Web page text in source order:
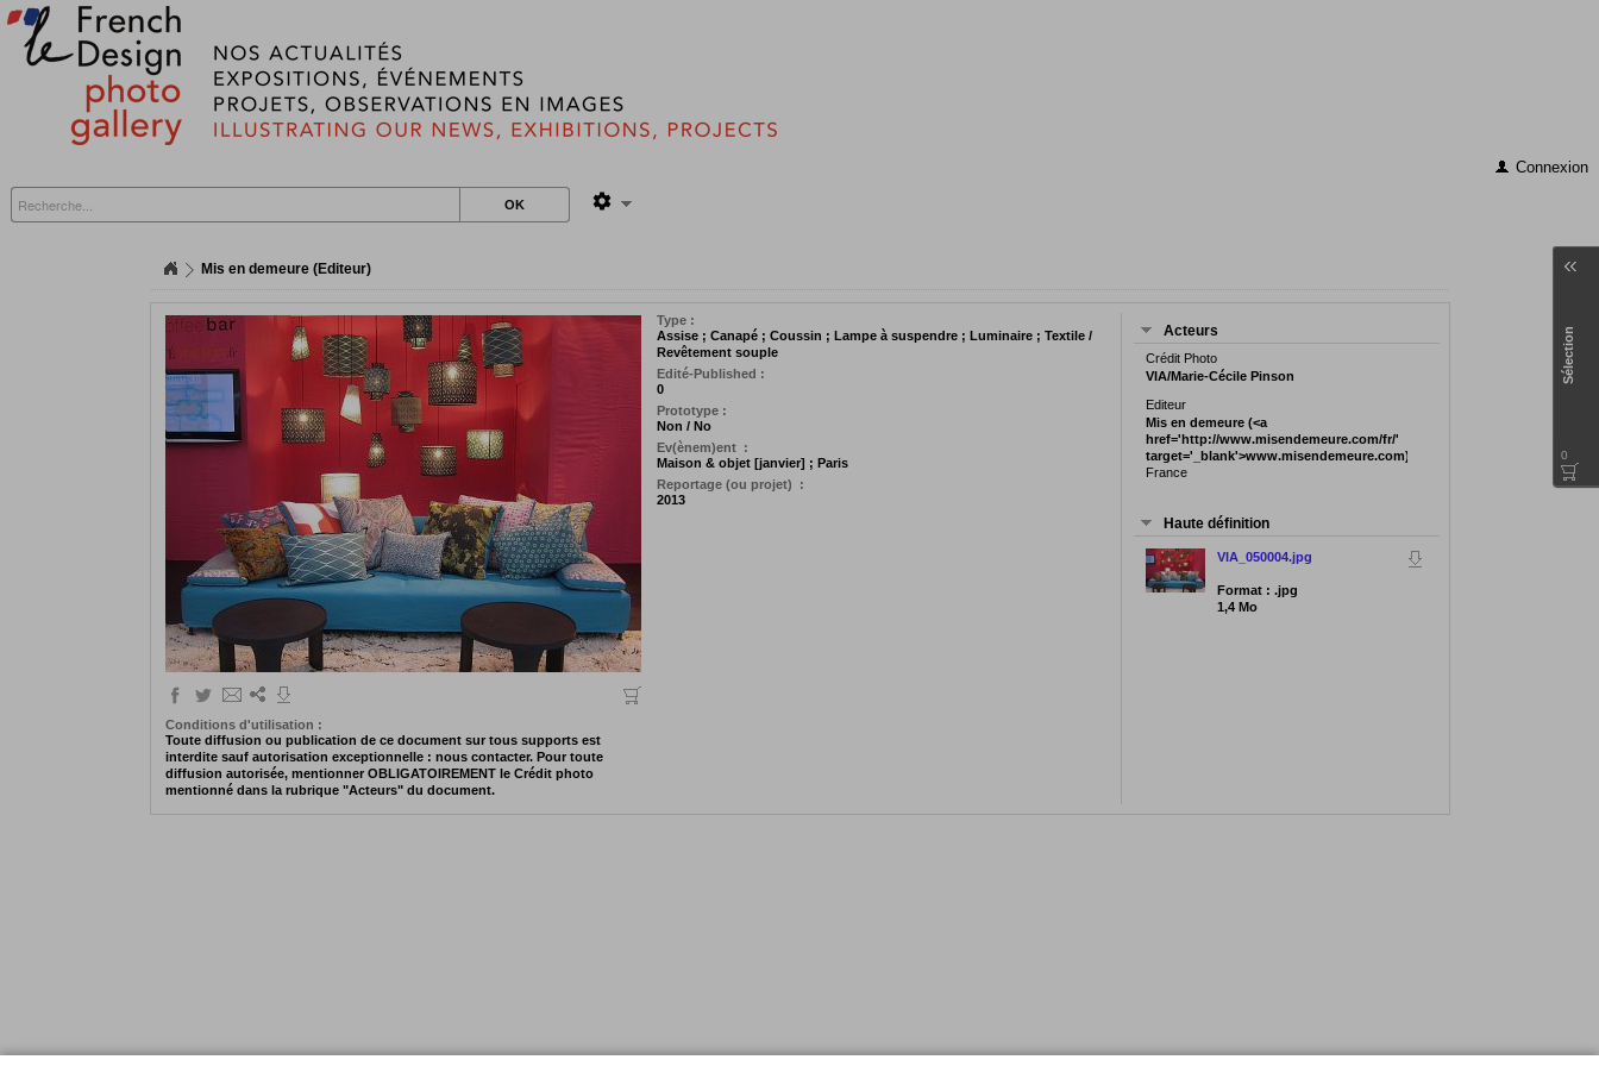
Connexion
Mis en demeure (Editeur)
Conditions d'utilisation :
Toute diffusion ou publication de ce document sur tous supports est
interdite sauf autorisation exceptionnelle : nous contacter. Pour toute
diffusion autorisée, mentionner OBLIGATOIREMENT le Crédit photo
mentionné dans la rubrique "Acteurs" du document.
Type :
Assise ; Canapé ; Coussin ; Lampe à suspendre ; Luminaire ; Textile /
Revêtement souple
Edité-Published :
0
Prototype :
Non / No
Ev(ènem)ent :
Maison & objet [janvier] ; Paris
Reportage (ou projet) :
2013
Acteurs
Crédit Photo
VIA/Marie-Cécile Pinson
Editeur
Mis en demeure (<a
href='http://www.misendemeure.com/fr/'
target='_blank'>www.misendemeure.com)
France
Haute définition
VIA_050004.jpg
Format : .jpg
1,4 Mo
Sélection
0